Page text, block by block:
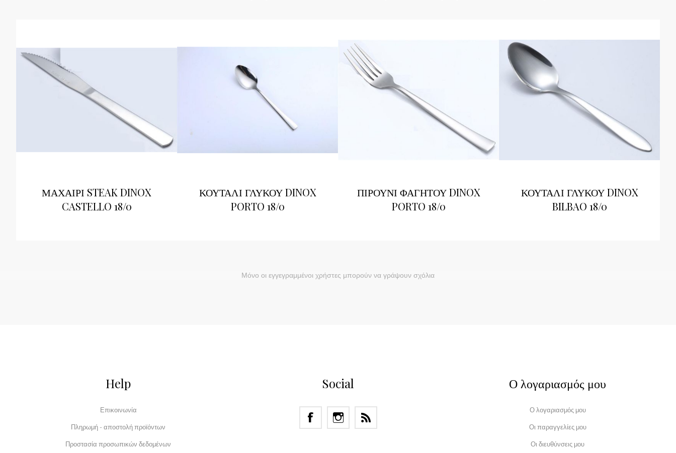
ΜΑΧΑΙΡΙ STEAK DINOX
CASTELLO 18/0
ΚΟΥΤΑΛΙ ΓΛΥΚΟΥ DINOX
PORTO 18/0
ΠΙΡΟΥΝΙ ΦΑΓΗΤΟΥ DINOX
PORTO 18/0
ΚΟΥΤΑΛΙ ΓΛΥΚΟΥ DINOX
BILBAO 18/0
Μόνο οι εγγεγραμμένοι χρήστες μπορούν να γράψουν σχόλια
Help
Επικοινωνία
Πληρωμή - αποστολή προϊόντων
Προστασία προσωπικών δεδομένων
Social Ο λογαριασμός μου
Ο λογαριασμός μου
Οι παραγγελίες μου
Οι διευθύνσεις μου